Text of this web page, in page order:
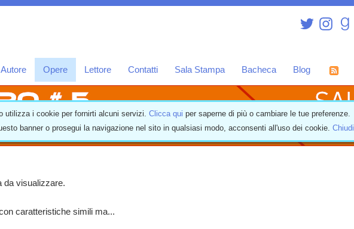
Autore Opere Lettore Contatti Sala Stampa Bacheca Blog
da visualizzare.
caratteristiche simili ma...
utilizza i cookie per fornirti alcuni servizi. Clicca qui per saperne di più o cambiare le tue preferenze.
banner o prosegui la navigazione nel sito in qualsiasi modo, acconsenti all'uso dei cookie. Chiudi